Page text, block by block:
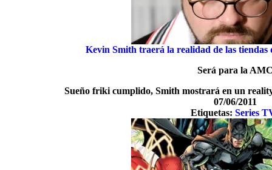
Kevin Smith traerá la realidad de las tiendas
Será para la
Sueño friki cumplido, Smith mostrará en un
07/06/2011
Etiquetas: Series